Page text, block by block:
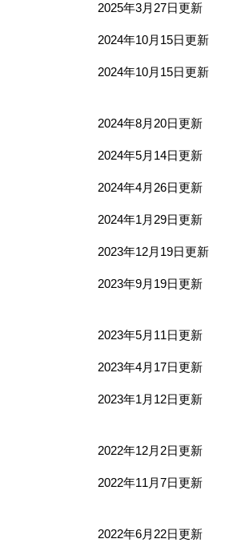
2025年3月27日更新
2024年10月15日更新
2024年10月15日更新
2024年8月20日更新
2024年5月14日更新
2024年4月26日更新
2024年1月29日更新
2023年12月19日更新
2023年9月19日更新
2023年5月11日更新
2023年4月17日更新
2023年1月12日更新
2022年12月2日更新
2022年11月7日更新
2022年6月22日更新